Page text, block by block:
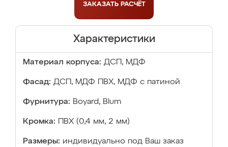
ЗАКАЗАТЬ РАСЧЁТ
Характеристики
Материал корпуса: ДСП, МДФ
Фасад: ДСП, МДФ ПВХ, МДФ с патиной
Фурнитура: Boyard, Blum
Кромка: ПВХ (0,4 мм, 2 мм)
Размеры: индивидуально под Ваш заказ